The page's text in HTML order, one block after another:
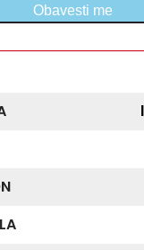
Obavesti me